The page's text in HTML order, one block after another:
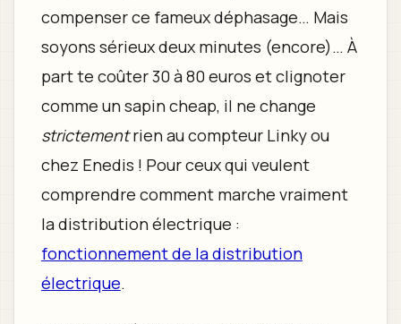
compenser ce fameux déphasage… Mais
soyons sérieux deux minutes (encore)… À
part te coûter 30 à 80 euros et clignoter
comme un sapin cheap, il ne change
strictementrien au compteur Linky ou
chez Enedis ! Pour ceux qui veulent
comprendre comment marche vraiment
la distribution électrique :
fonctionnement de la distribution
électrique.